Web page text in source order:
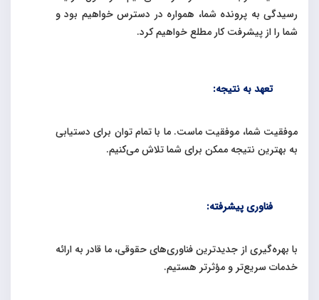
رسیدگی به پرونده شما، همواره در دسترس خواهیم بود و
شما را از پیشرفت کار مطلع خواهیم کرد.
تعهد به نتیجه:
موفقیت شما، موفقیت ماست. ما با تمام توان برای دستیابی
به بهترین نتیجه ممکن برای شما تلاش می‌کنیم.
فناوری پیشرفته:
با بهره‌گیری از جدیدترین فناوری‌های حقوقی، ما قادر به ارائه
خدمات سریع‌تر و مؤثرتر هستیم.